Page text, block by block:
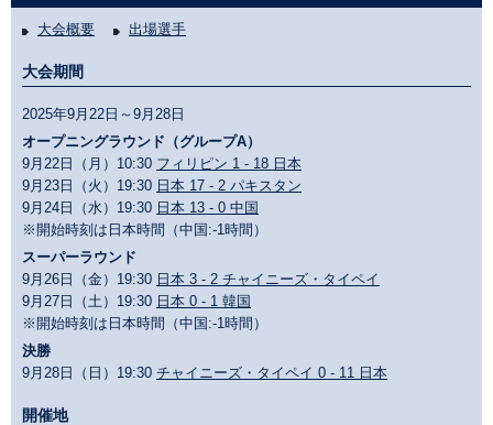
大会概要 出場選手
大会期間
2025年9月22日～9月28日
オープニングラウンド（グループA）
9月22日（月）10:30 フィリピン 1 - 18 日本
9月23日（火）19:30 日本 17 - 2 パキスタン
9月24日（水）19:30 日本 13 - 0 中国
※開始時刻は日本時間（中国:-1時間）
スーパーラウンド
9月26日（金）19:30 日本 3 - 2 チャイニーズ・タイペイ
9月27日（土）19:30 日本 0 - 1 韓国
※開始時刻は日本時間（中国:-1時間）
決勝
9月28日（日）19:30 チャイニーズ・タイペイ 0 - 11 日本
開催地